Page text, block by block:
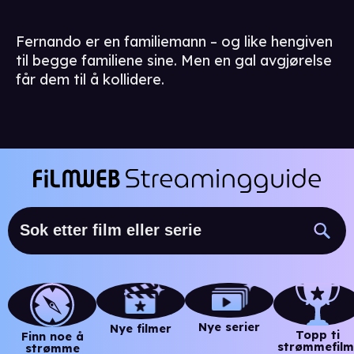
Fernando er en familiemann – og like hengiven
til begge familiene sine. Men en gal avgjørelse
får dem til å kollidere.
Finn noe å
strømme
Nye filmer Nye serier
Topp ti